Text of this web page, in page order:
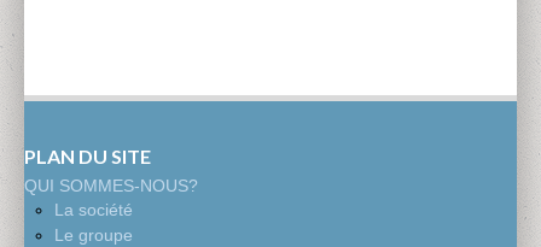
PLAN DU SITE
QUI SOMMES-NOUS?
La société
Le groupe